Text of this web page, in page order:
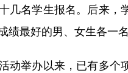
几名学生报名。后来
绩最好的男、女生各一
举办以来，已有多个